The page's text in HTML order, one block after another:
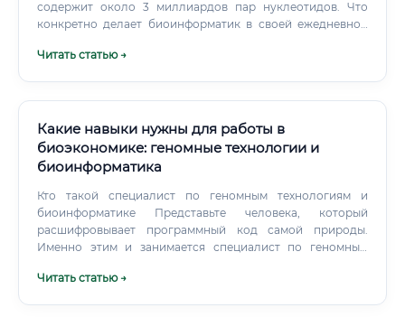
содержит около 3 миллиардов пар нуклеотидов. Что
конкретно делает биоинформатик в своей ежедневной
Читать статью →
Какие навыки нужны для работы в
биоэкономике: геномные технологии и
биоинформатика
Кто такой специалист по геномным технологиям и
биоинформатике Представьте человека, который
расшифровывает программный код самой природы.
Именно этим и занимается специалист по геномным
Читать статью →